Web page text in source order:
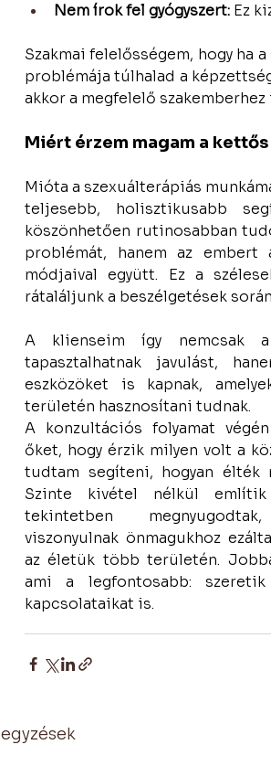
Nem írok fel gyógyszert: Ez
Szakmai felelősségem, hogy ha
problémája túlhalad a
akkor a megfelelő szakemberhez
Miért érzem magam a
Mióta a szexuálterápiás
teljesebb, holisztikusabb
köszönhetően rutinosabban
problémát, hanem az embert
módjaival együtt. Ez a
rátaláljunk a beszélgetések
A klienseim így nemcsak
tapasztalhatnak javulást,
eszközöket is kapnak,
területén hasznosítani tudnak.
A konzultációs folyamat
őket, hogy érzik milyen volt a
tudtam segíteni, hogyan élték
Szinte kivétel nélkül
tekintetben
viszonyulnak önmagukhoz
az életük több területén.
ami a legfontosabb:
kapcsolataikat is.